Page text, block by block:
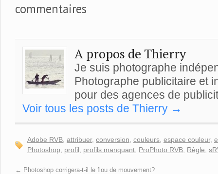
commentaires
A propos de Thierry
Je suis photographe
Photographe publicitaire et
pour des agences de
Voir tous les posts de Thierry →
Adobe RVB attribuer, conversion couleurs espace couleur,
Photoshop
profil profils manquant ProPhoto RVB Règle
← Photoshop corrigera-t-il le flou de mouvement?